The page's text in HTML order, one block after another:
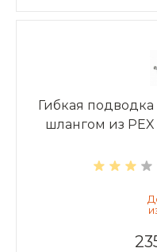
Гибкая
шлангом из PEX